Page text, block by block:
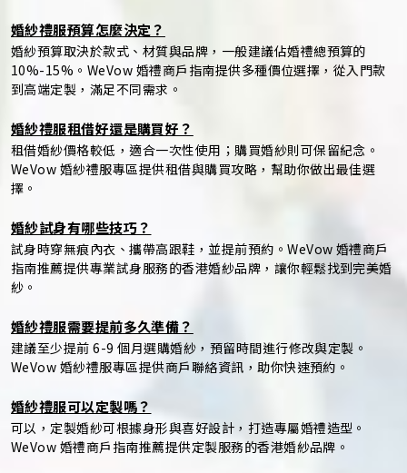
婚紗禮服預算怎麼決定？
婚紗預算取決於款式、材質與品牌，一般建議佔婚禮總預算的
10%-15%。WeVow 婚禮商戶指南提供多種價位選擇，從入門款
到高端定製，滿足不同需求。
婚紗禮服租借好還是購買好？
租借婚紗價格較低，適合一次性使用；購買婚紗則可保留紀念。
WeVow 婚紗禮服專區提供租借與購買攻略，幫助你做出最佳選
擇。
婚紗試身有哪些技巧？
試身時穿無痕內衣、攜帶高跟鞋，並提前預約。WeVow 婚禮商戶
指南推薦提供專業試身服務的香港婚紗品牌，讓你輕鬆找到完美婚
紗。
婚紗禮服需要提前多久準備？
建議至少提前 6-9 個月選購婚紗，預留時間進行修改與定製。
WeVow 婚紗禮服專區提供商戶聯絡資訊，助你快速預約。
婚紗禮服可以定製嗎？
可以，定製婚紗可根據身形與喜好設計，打造專屬婚禮造型。
WeVow 婚禮商戶指南推薦提供定製服務的香港婚紗品牌。